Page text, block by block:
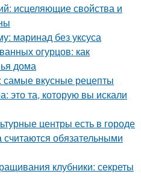
исцеляющие свойства и
маринад без уксуса
огурцов: как
дома
вкусные рецепты
это та, которую вы искали
центры есть в городе
считаются обязательными
клубники: секреты